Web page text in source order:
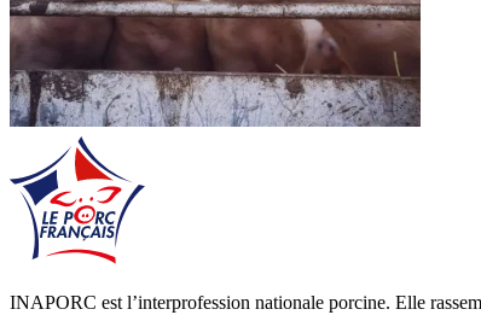
INAPORC est l’interprofession nationale porcine. Elle